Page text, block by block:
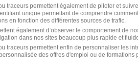
- 56 CDI 10 000 - 12 000 € / mois
traceurs permettent également de piloter et
unique permettant de comprendre
en fonction des différentes sources de trafic.
également d’observer le comportement de
dans nos sites beaucoup plus rapide et
traceurs permettent enfin de personnaliser les
des offres d'emploi ou de formations